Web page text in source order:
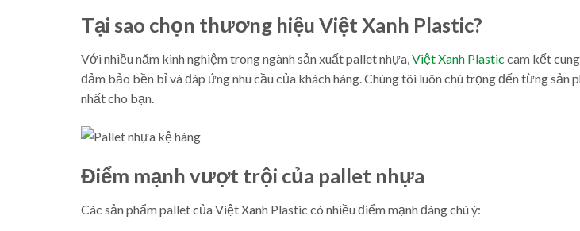
Tại sao chọn thương hiệu Việt Xanh Plastic?
Với nhiều năm kinh nghiệm trong ngành sản xuất pallet nhựa,Việt Xanh Plastic cam kết
đảm bảo bền bỉ và đáp ứng nhu cầu của khách hàng. Chúng tôi luôn chú trọng đến từng sản
nhất cho bạn.
Điểm mạnh vượt trội của pallet nhựa
Các sản phẩm pallet của Việt Xanh Plastic có nhiều điểm mạnh đáng chú ý: